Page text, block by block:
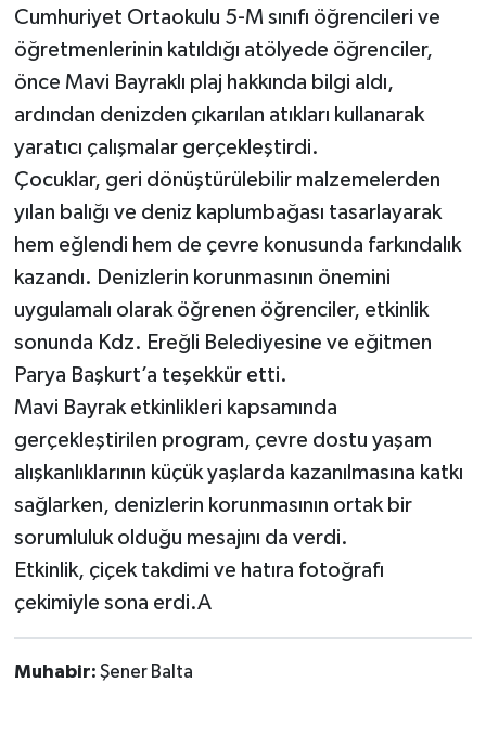
Cumhuriyet Ortaokulu 5-M sınıfı öğrencileri ve
öğretmenlerinin katıldığı atölyede öğrenciler,
önce Mavi Bayraklı plaj hakkında bilgi aldı,
ardından denizden çıkarılan atıkları kullanarak
yaratıcı çalışmalar gerçekleştirdi.
Çocuklar, geri dönüştürülebilir malzemelerden
yılan balığı ve deniz kaplumbağası tasarlayarak
hem eğlendi hem de çevre konusunda farkındalık
kazandı. Denizlerin korunmasının önemini
uygulamalı olarak öğrenen öğrenciler, etkinlik
sonunda Kdz. Ereğli Belediyesine ve eğitmen
Parya Başkurt’a teşekkür etti.
Mavi Bayrak etkinlikleri kapsamında
gerçekleştirilen program, çevre dostu yaşam
alışkanlıklarının küçük yaşlarda kazanılmasına katkı
sağlarken, denizlerin korunmasının ortak bir
sorumluluk olduğu mesajını da verdi.
Etkinlik, çiçek takdimi ve hatıra fotoğrafı
çekimiyle sona erdi.A
Muhabir: Şener Balta